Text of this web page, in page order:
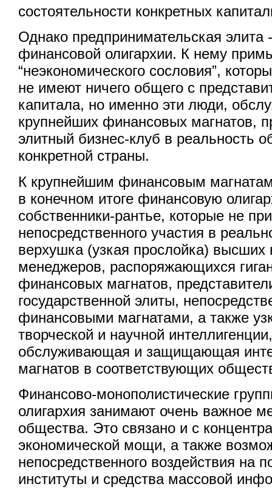
состоятельности конкретных
Однако предпринимательская элита
финансовой олигархии. К нему
“неэкономического сословия”,
не имеют ничего общего с
капитала, но именно эти люди,
крупнейших финансовых магнатов,
элитный бизнес-клуб в реальность
конкретной страны.
К крупнейшим финансовым
в конечном итоге финансовую
собственники-рантье, которые не
непосредственного участия в
верхушка (узкая прослойка)
менеджеров, распоряжающихся
финансовых магнатов,
государственной элиты,
финансовыми магнатами, а также
творческой и научной
обслуживающая и защищающая
магнатов в соответствующих
Финансово-монополистические
олигархия занимают очень важное
общества. Это связано и с
экономической мощи, а также
непосредственного воздействия на
институты и средства массовой